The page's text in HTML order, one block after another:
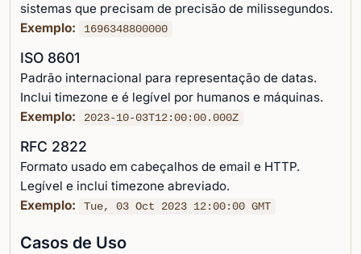
sistemas que precisam de precisão de milissegundos.
Exemplo:
1696348800000
ISO 8601
Padrão internacional para representação de datas.
Inclui timezone e é legível por humanos e máquinas.
Exemplo:
2023-10-03T12:00:00.000Z
RFC 2822
Formato usado em cabeçalhos de email e HTTP.
Legível e inclui timezone abreviado.
Exemplo:
Tue, 03 Oct 2023 12:00:00 GMT
Casos de Uso